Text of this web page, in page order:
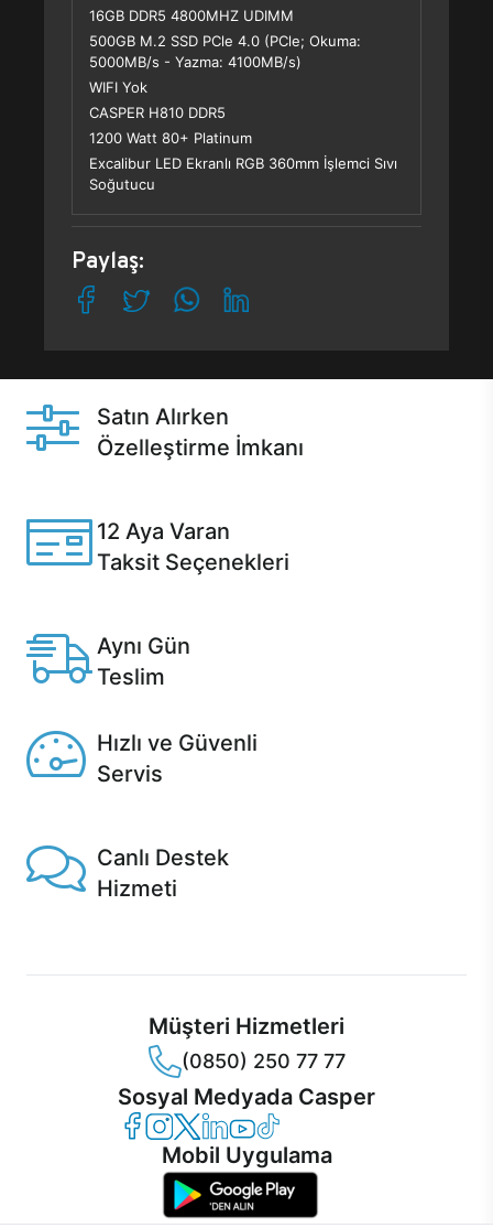
16GB DDR5 4800MHZ UDIMM
500GB M.2 SSD PCle 4.0 (PCle; Okuma:
5000MB/s - Yazma: 4100MB/s)
WIFI Yok
CASPER H810 DDR5
1200 Watt 80+ Platinum
Excalibur LED Ekranlı RGB 360mm İşlemci Sıvı
Soğutucu
Paylaş:
Satın Alırken
Özelleştirme İmkanı
12 Aya Varan
Taksit Seçenekleri
Aynı Gün
Teslim
Hızlı ve Güvenli
Servis
Canlı Destek
Hizmeti
Müşteri Hizmetleri
(0850) 250 77 77
Sosyal Medyada Casper
Casper Facebook
Casper Instagram
Casper Twitter
Casper LinkedIn
Casper YouTube
Casper TikTok
Mobil Uygulama